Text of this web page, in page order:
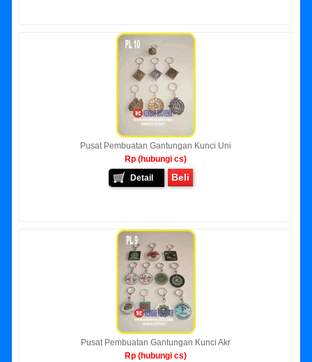
Pusat Pembuatan Gantungan Kunci Uni
Rp (hubungi cs)
Detail
Beli
Pusat Pembuatan Gantungan Kunci Akr
Rp (hubungi cs)